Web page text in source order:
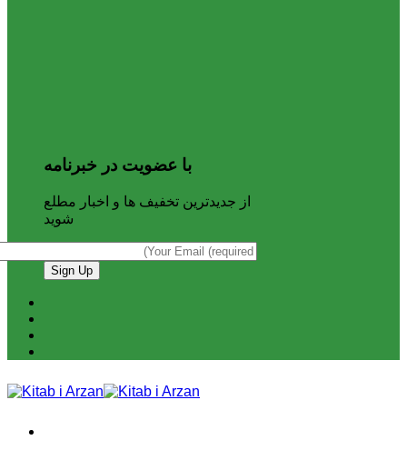
با عضویت در خبرنامه
از جدیدترین تخفیف ها و اخبار مطلع
شوید